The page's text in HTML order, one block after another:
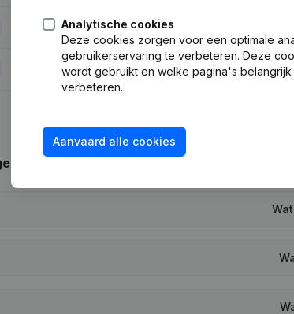
27-02-1993 Verplaatsing Maatschappelijke
27-07-1990 Omvorming van Pba in Bvba -
vragen
Analytische cookies
Deze cookies zorgen voor een optimale
gebruikerservaring te verbeteren. Deze
wordt gebruikt en welke pagina's
verbeteren.
Aanvaard alle cookies